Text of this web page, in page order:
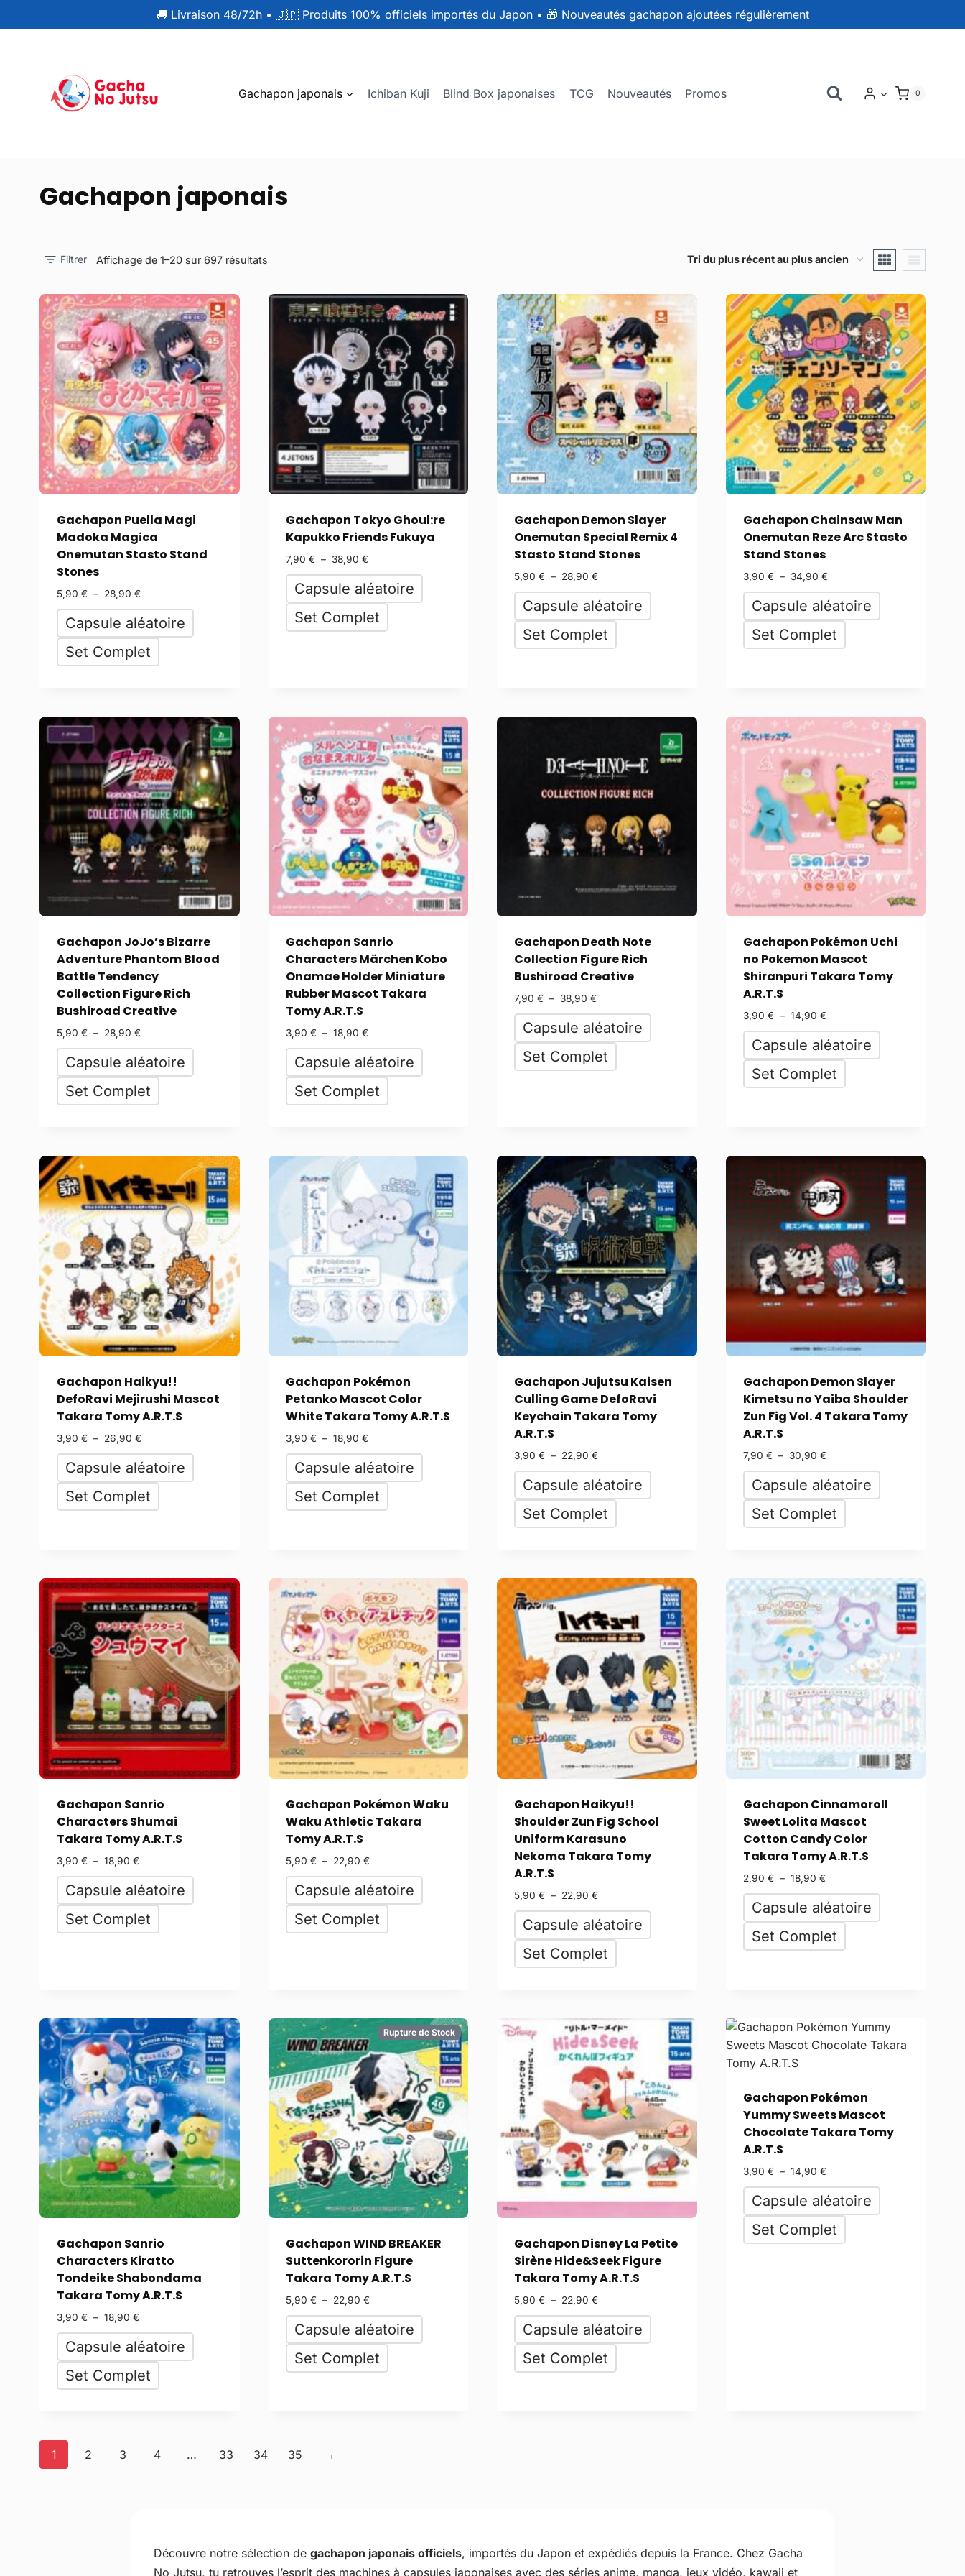
🚚 Livraison 48/72h • 🇯🇵 Produits 100% officiels importés du Japon • 🎁 Nouveautés gachapon ajoutées régulièrement
Gachapon japonais Ichiban Kuji Blind Box japonaises TCG Nouveautés Promos 0
Gachapon japonais
Filtrer Affichage de 1–20 sur 697 résultats
Gachapon Puella Magi
Madoka Magica
Onemutan Stasto Stand
Stones
5,90 € – 28,90 €
Capsule aléatoire
Set Complet
Gachapon Tokyo Ghoul:re
Kapukko Friends Fukuya
7,90 € – 38,90 €
Capsule aléatoire
Set Complet
Gachapon Demon Slayer
Onemutan Special Remix 4
Stasto Stand Stones
5,90 € – 28,90 €
Capsule aléatoire
Set Complet
Gachapon Chainsaw Man
Onemutan Reze Arc Stasto
Stand Stones
3,90 € – 34,90 €
Capsule aléatoire
Set Complet
Gachapon JoJo’s Bizarre
Adventure Phantom Blood
Battle Tendency
Collection Figure Rich
Bushiroad Creative
5,90 € – 28,90 €
Capsule aléatoire
Set Complet
Gachapon Sanrio
Characters Märchen Kobo
Onamae Holder Miniature
Rubber Mascot Takara
Tomy A.R.T.S
3,90 € – 18,90 €
Capsule aléatoire
Set Complet
Gachapon Death Note
Collection Figure Rich
Bushiroad Creative
7,90 € – 38,90 €
Capsule aléatoire
Set Complet
Gachapon Pokémon Uchi
no Pokemon Mascot
Shiranpuri Takara Tomy
A.R.T.S
3,90 € – 14,90 €
Capsule aléatoire
Set Complet
Gachapon Haikyu!!
DefoRavi Mejirushi Mascot
Takara Tomy A.R.T.S
3,90 € – 26,90 €
Capsule aléatoire
Set Complet
Gachapon Pokémon
Petanko Mascot Color
White Takara Tomy A.R.T.S
3,90 € – 18,90 €
Capsule aléatoire
Set Complet
Gachapon Jujutsu Kaisen
Culling Game DefoRavi
Keychain Takara Tomy
A.R.T.S
3,90 € – 22,90 €
Capsule aléatoire
Set Complet
Gachapon Demon Slayer
Kimetsu no Yaiba Shoulder
Zun Fig Vol. 4 Takara Tomy
A.R.T.S
7,90 € – 30,90 €
Capsule aléatoire
Set Complet
Gachapon Sanrio
Characters Shumai
Takara Tomy A.R.T.S
3,90 € – 18,90 €
Capsule aléatoire
Set Complet
Gachapon Pokémon Waku
Waku Athletic Takara
Tomy A.R.T.S
5,90 € – 22,90 €
Capsule aléatoire
Set Complet
Gachapon Haikyu!!
Shoulder Zun Fig School
Uniform Karasuno
Nekoma Takara Tomy
A.R.T.S
5,90 € – 22,90 €
Capsule aléatoire
Set Complet
Gachapon Cinnamoroll
Sweet Lolita Mascot
Cotton Candy Color
Takara Tomy A.R.T.S
2,90 € – 18,90 €
Capsule aléatoire
Set Complet
Gachapon Sanrio
Characters Kiratto
Tondeike Shabondama
Takara Tomy A.R.T.S
3,90 € – 18,90 €
Capsule aléatoire
Set Complet
Rupture de Stock
Gachapon WIND BREAKER
Suttenkororin Figure
Takara Tomy A.R.T.S
5,90 € – 22,90 €
Capsule aléatoire
Set Complet
Gachapon Disney La Petite
Sirène Hide&Seek Figure
Takara Tomy A.R.T.S
5,90 € – 22,90 €
Capsule aléatoire
Set Complet
Gachapon Pokémon
Yummy Sweets Mascot
Chocolate Takara Tomy
A.R.T.S
3,90 € – 14,90 €
Capsule aléatoire
Set Complet
1 2 3 4 … 33 34 35 →
Découvre notre sélection de gachapon japonais officiels, importés du Japon et expédiés depuis la France. Chez Gacha
No Jutsu, tu retrouves l’esprit des machines à capsules japonaises avec des séries anime, manga, jeux vidéo, kawaii et